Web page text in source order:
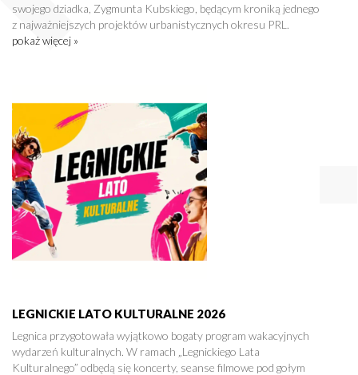
swojego dziadka, Zygmunta Kubskiego, będącym kroniką jednego
z najważniejszych projektów urbanistycznych okresu PRL.
pokaż więcej »
LEGNICKIE LATO KULTURALNE 2026
Legnica przygotowała wyjątkowo bogaty program wakacyjnych
wydarzeń kulturalnych. W ramach „Legnickiego Lata
Kulturalnego” odbędą się koncerty, seanse filmowe pod gołym